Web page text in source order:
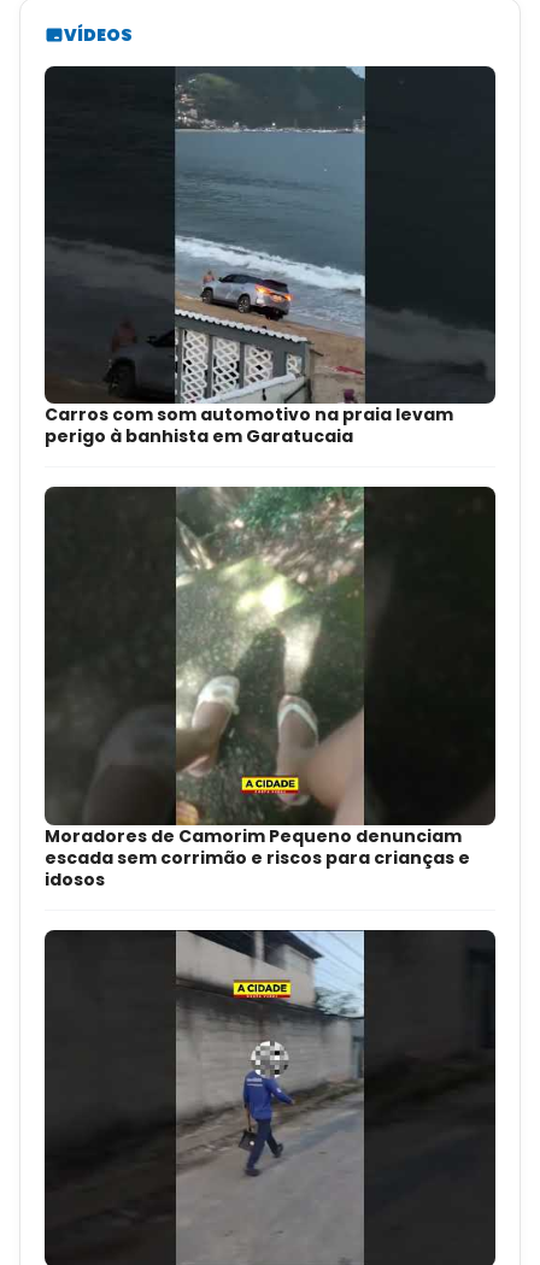
VÍDEOS
Carros com som automotivo na praia levam
perigo à banhista em Garatucaia
Moradores de Camorim Pequeno denunciam
escada sem corrimão e riscos para crianças e
idosos